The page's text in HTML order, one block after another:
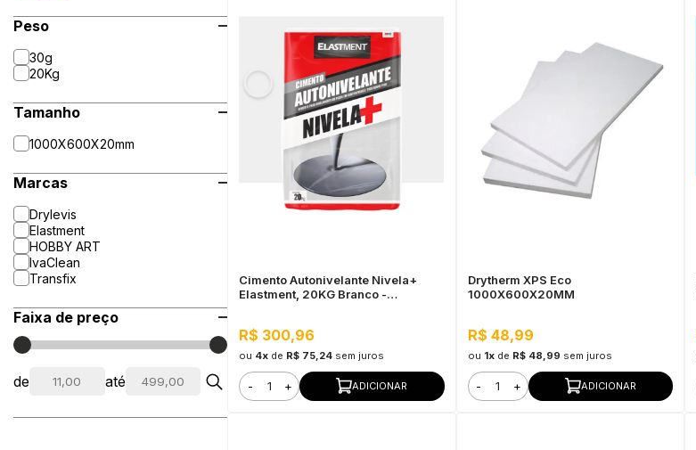
Peso
30g
20Kg
Tamanho
1000X600X20mm
Marcas
Drylevis
Elastment
HOBBY ART
IvaClean
Transfix
Faixa de preço
de até
Cimento Autonivelante Nivela+
Elastment, 20KG Branco -
R$ 300,96
ou 4x de R$ 75,24 sem juros
- + ADICIONAR
Drytherm XPS Eco
1000X600X20MM
R$ 48,99
ou 1xde R$ 48,99 sem juros
- + ADICIONAR